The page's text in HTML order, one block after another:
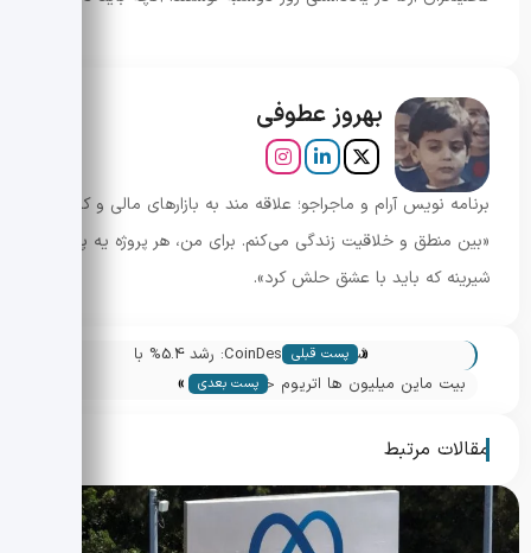
بهروز عطوفی
برنامه نویس آرام و ماجراجو؛ علاقه مند به بازارهای مالی و کریپتو.
«بین منطق و خلاقیت زندگی می‌کنم. برای من، هر پروژه یه پازل
شیرینه که باید با عشق حلش کرد».
« پست قبلی
شاخص CoinDesk 20: رشد 5.4% با
صدرنشینی LINK و AAVE
بیت ماین میلیون ها اتریوم خرید؛ هدف
پست بعدی »
مقالات مرتبط